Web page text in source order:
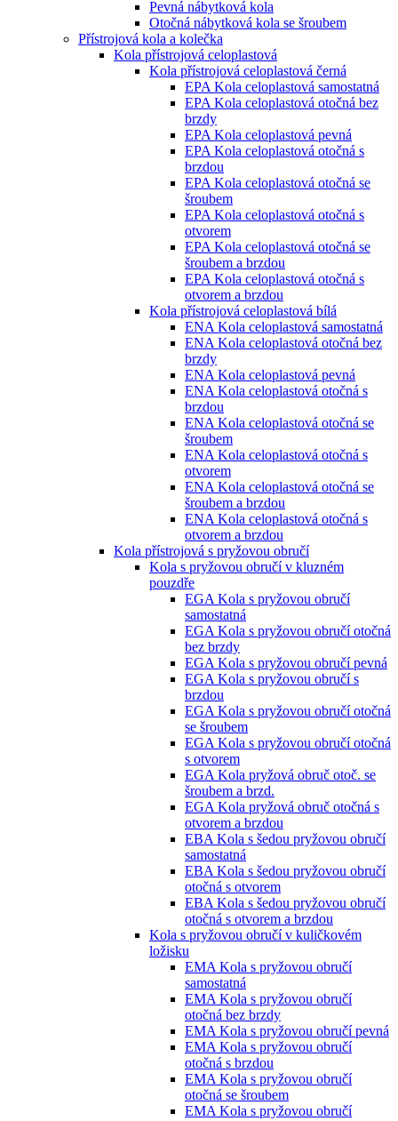
Pevná nábytková kola
Otočná nábytková kola se šroubem
Přístrojová kola a kolečka
Kola přístrojová celoplastová
Kola přístrojová celoplastová černá
EPA Kola celoplastová samostatná
EPA Kola celoplastová otočná bez
brzdy
EPA Kola celoplastová pevná
EPA Kola celoplastová otočná s
brzdou
EPA Kola celoplastová otočná se
šroubem
EPA Kola celoplastová otočná s
otvorem
EPA Kola celoplastová otočná se
šroubem a brzdou
EPA Kola celoplastová otočná s
otvorem a brzdou
Kola přístrojová celoplastová bílá
ENA Kola celoplastová samostatná
ENA Kola celoplastová otočná bez
brzdy
ENA Kola celoplastová pevná
ENA Kola celoplastová otočná s
brzdou
ENA Kola celoplastová otočná se
šroubem
ENA Kola celoplastová otočná s
otvorem
ENA Kola celoplastová otočná se
šroubem a brzdou
ENA Kola celoplastová otočná s
otvorem a brzdou
Kola přístrojová s pryžovou obručí
Kola s pryžovou obručí v kluzném
pouzdře
EGA Kola s pryžovou obručí
samostatná
EGA Kola s pryžovou obručí otočná
bez brzdy
EGA Kola s pryžovou obručí pevná
EGA Kola s pryžovou obručí s
brzdou
EGA Kola s pryžovou obručí otočná
se šroubem
EGA Kola s pryžovou obručí otočná
s otvorem
EGA Kola pryžová obruč otoč. se
šroubem a brzd.
EGA Kola pryžová obruč otočná s
otvorem a brzdou
EBA Kola s šedou pryžovou obručí
samostatná
EBA Kola s šedou pryžovou obručí
otočná s otvorem
EBA Kola s šedou pryžovou obručí
otočná s otvorem a brzdou
Kola s pryžovou obručí v kuličkovém
ložisku
EMA Kola s pryžovou obručí
samostatná
EMA Kola s pryžovou obručí
otočná bez brzdy
EMA Kola s pryžovou obručí pevná
EMA Kola s pryžovou obručí
otočná s brzdou
EMA Kola s pryžovou obručí
otočná se šroubem
EMA Kola s pryžovou obručí